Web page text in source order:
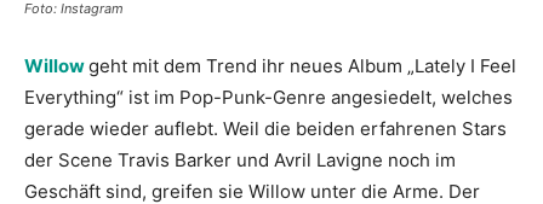
Foto: Instagram
Willowgeht mit dem Trend ihr neues Album „Lately I Feel
Everything“ ist im Pop-Punk-Genre angesiedelt, welches
gerade wieder auflebt. Weil die beiden erfahrenen Stars
der Scene Travis Barker und Avril Lavigne noch im
Geschäft sind, greifen sie Willow unter die Arme. Der